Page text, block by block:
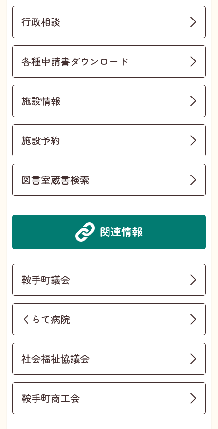
行政相談
各種申請書ダウンロード
施設情報
施設予約
図書室蔵書検索
関連情報
鞍手町議会
くらて病院
社会福祉協議会
鞍手町商工会